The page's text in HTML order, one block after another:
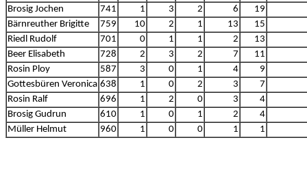
Brosig Jochen
741 1 3 2 6
19
Bärnreuther Brigitte
759 10 2 1 13
15
Riedl Rudolf
701 0 1 1 2
13
Beer Elisabeth
728 2 3 2 7
11
Rosin Ploy
587 3 0 1 4
9
Gottesbüren Veronica 638 1 0 2 3
7
Rosin Ralf
696 1 2 0 3
4
Brosig Gudrun
610 1 0 1 2
4
Müller Helmut
960 1 0 0 1 1